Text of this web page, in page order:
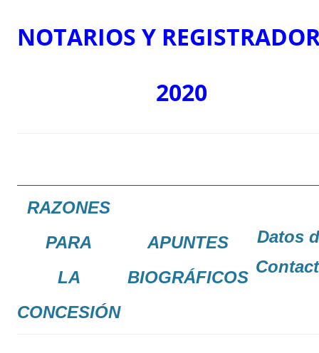
NOTARIOS Y
2020
RAZONES
PARA
LA
CONCESIÓN
APUNTES
BIOGRÁFICOS
Datos